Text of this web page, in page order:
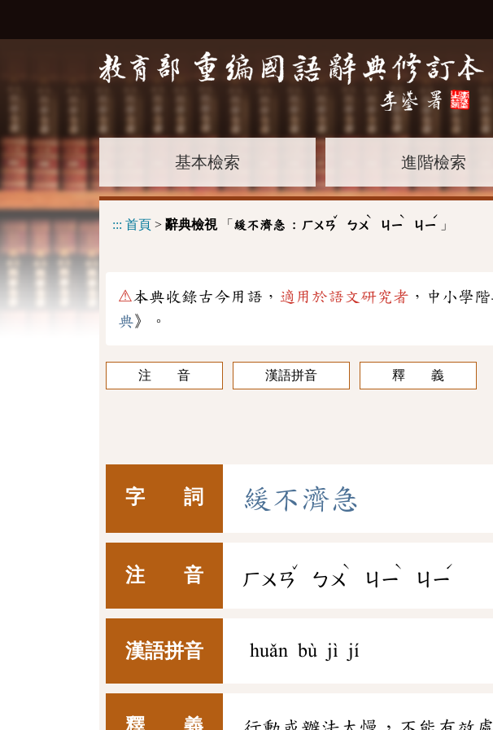
基本檢索 進階檢索
::: 首頁 > 辭典檢視「 緩不濟急 : ㄏㄨㄢ
ˇ
ㄅㄨ
ˋ
ㄐㄧ
ˋ
ㄐㄧ
ˊ
」
⚠本典收錄古今用語， 適用於語文研究者 ，中小學
典》。
注 音 漢語拼音 釋 義
字 詞 緩 不 濟急
注 音 ㄏㄨㄢ
ˇ
ㄅㄨ
ˋ
ㄐㄧ
ˋ
ㄐㄧ
ˊ
漢語拼音 huǎn bù jì jí